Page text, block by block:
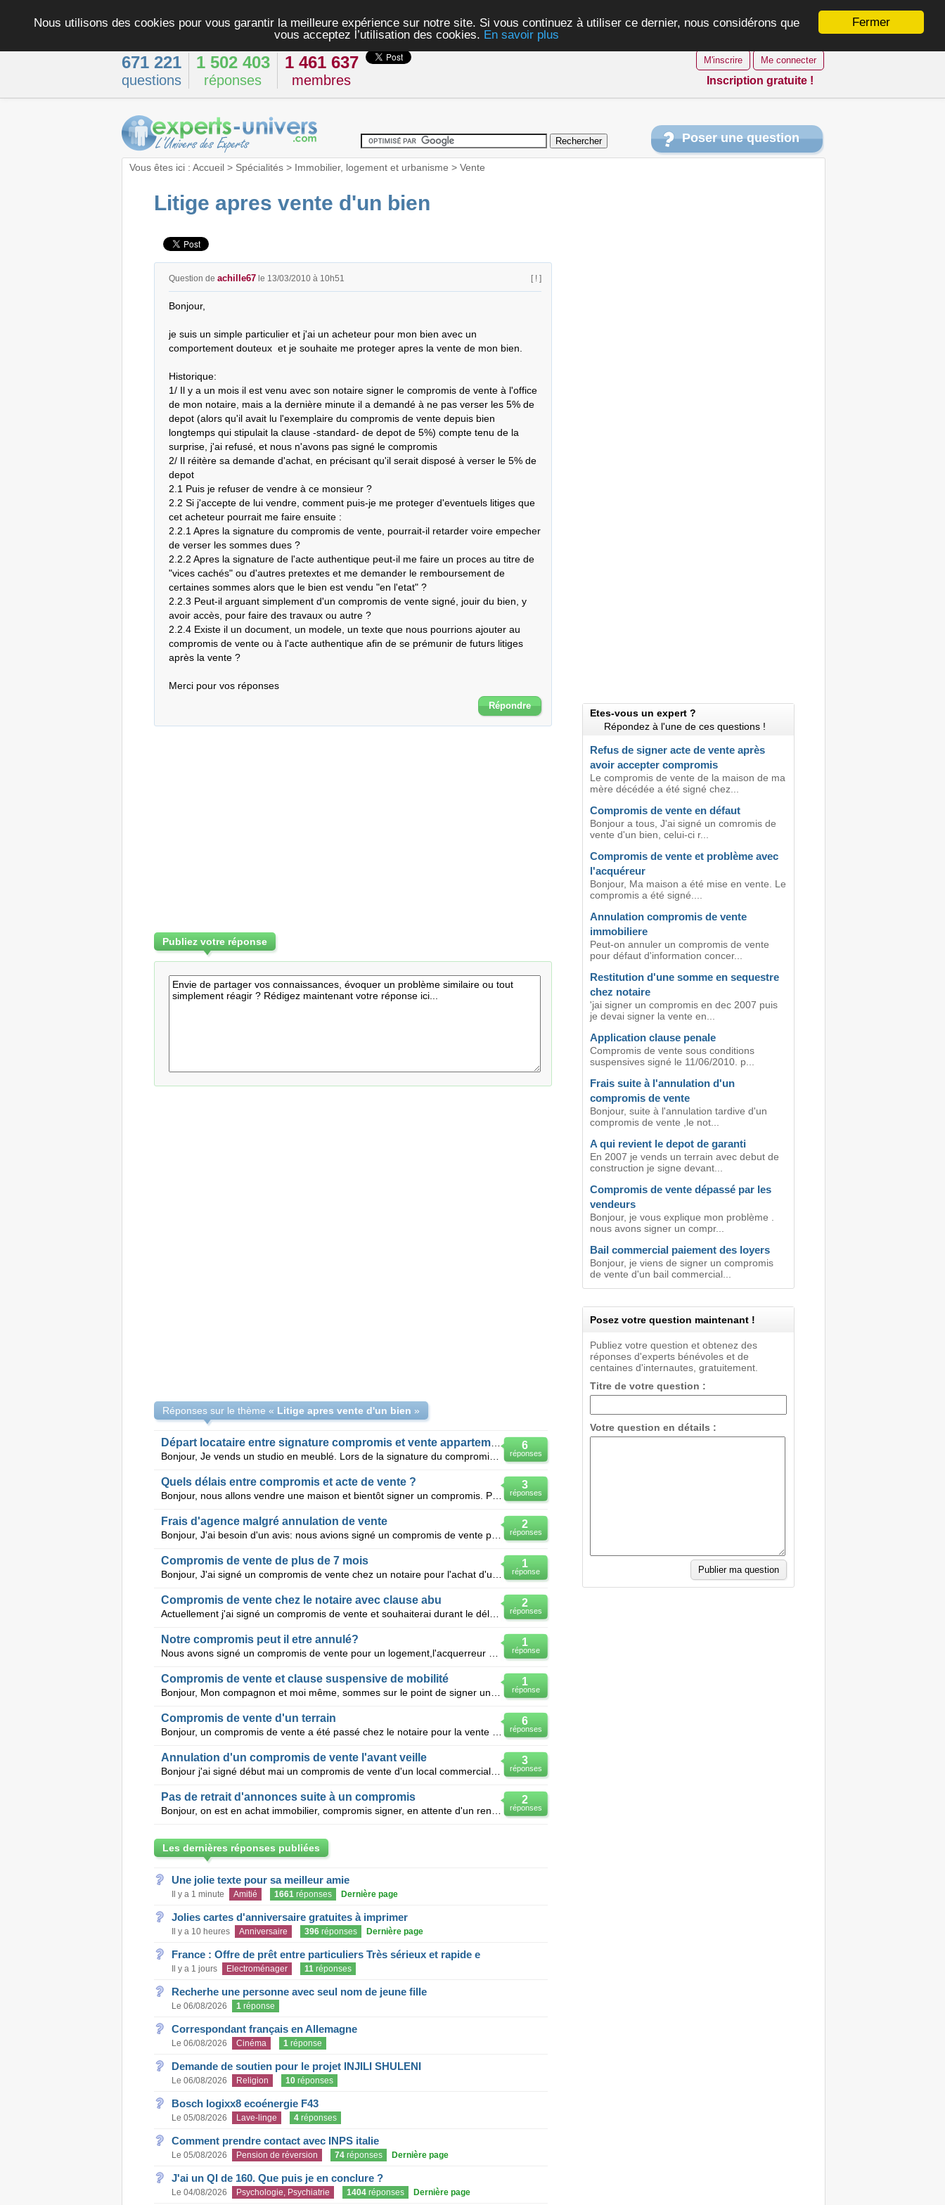
Fermer
Nous utilisons des cookies pour vous garantir la meilleure expérience sur notre site. Si vous continuez à utiliser ce dernier, nous considérons que
vous acceptez l’utilisation des cookies. En savoir plus
671 221
questions
1 502 403
réponses
1 461 637
membres
M'inscrire Me connecter
Inscription gratuite !
Poser une question
Vous êtes ici : Accueil> Spécialités> Immobilier, logement et urbanisme > Vente
Litige apres vente d'un bien
Question de achille67le 13/03/2010 à 10h51 [ ! ]
Bonjour,
je suis un simple particulier et j'ai un acheteur pour mon bien avec un
comportement douteux  et je souhaite me proteger apres la vente de mon bien.
Historique:
1/ Il y a un mois il est venu avec son notaire signer le compromis de vente à l'office
de mon notaire, mais a la dernière minute il a demandé à ne pas verser les 5% de
depot (alors qu'il avait lu l'exemplaire du compromis de vente depuis bien
longtemps qui stipulait la clause -standard- de depot de 5%) compte tenu de la
surprise, j'ai refusé, et nous n'avons pas signé le compromis
2/ Il réitère sa demande d'achat, en précisant qu'il serait disposé à verser le 5% de
depot
2.1 Puis je refuser de vendre à ce monsieur ?
2.2 Si j'accepte de lui vendre, comment puis-je me proteger d'eventuels litiges que
cet acheteur pourrait me faire ensuite :
2.2.1 Apres la signature du compromis de vente, pourrait-il retarder voire empecher
de verser les sommes dues ?
2.2.2 Apres la signature de l'acte authentique peut-il me faire un proces au titre de
"vices cachés" ou d'autres pretextes et me demander le remboursement de
certaines sommes alors que le bien est vendu "en l'etat" ?
2.2.3 Peut-il arguant simplement d'un compromis de vente signé, jouir du bien, y
avoir accès, pour faire des travaux ou autre ?
2.2.4 Existe il un document, un modele, un texte que nous pourrions ajouter au
compromis de vente ou à l'acte authentique afin de se prémunir de futurs litiges
après la vente ?
Merci pour vos réponses
Répondre
Publiez votre réponse
Réponses sur le thème « Litige apres vente d'un bien »
6
réponses
Départ locataire entre signature compromis et vente appartement
Bonjour, Je vends un studio en meublé. Lors de la signature du compromis de vente, ce studio était
3
réponses
Quels délais entre compromis et acte de vente ?
Bonjour, nous allons vendre une maison et bientôt signer un compromis. Pouvez-vous m'indiquer quel e
2
réponses
Frais d'agence malgré annulation de vente
Bonjour, J'ai besoin d'un avis: nous avions signé un compromis de vente pour une bien et un incen
1
réponse
Compromis de vente de plus de 7 mois
2
réponses
Compromis de vente chez le notaire avec clause abu
Actuellement j'ai signé un compromis de vente et souhaiterai durant le délai de 7 jours qui m'est
1
réponse
Notre compromis peut il etre annulé?
1
réponse
Compromis de vente et clause suspensive de mobilité
6
réponses
Compromis de vente d'un terrain
3
réponses
Annulation d'un compromis de vente l'avant veille
Bonjour j'ai signé début mai un compromis de vente d'un local commercial que j'avais, en face d'u
2
réponses
Pas de retrait d'annonces suite à un compromis
Les dernières réponses publiées
Une jolie texte pour sa meilleur amie
Il y a 1 minute Amitié 1661réponses Dernière page
Jolies cartes d'anniversaire gratuites à imprimer
Il y a 10 heures Anniversaire 396réponses Dernière page
France : Offre de prêt entre particuliers Très sérieux et rapide e
Il y a 1 jours Electroménager 11réponses
Recherhe une personne avec seul nom de jeune fille
Le 06/08/2026 1réponse
Correspondant français en Allemagne
Le 06/08/2026 Cinéma 1réponse
Demande de soutien pour le projet INJILI SHULENI
Le 06/08/2026 Religion 10réponses
Bosch logixx8 ecoénergie F43
Le 05/08/2026 Lave-linge 4réponses
Comment prendre contact avec INPS italie
Le 05/08/2026 Pension de réversion 74réponses Dernière page
J'ai un QI de 160. Que puis je en conclure ?
Le 04/08/2026 Psychologie, Psychiatrie 1404réponses Dernière page
Etes-vous un expert ?
Répondez à l'une de ces questions !
Refus de signer acte de vente après
avoir accepter compromis
Le compromis de vente de la maison de ma
mère décédée a été signé chez...
Compromis de vente en défaut
Bonjour a tous, J'ai signé un comromis de
vente d'un bien, celui-ci r...
Compromis de vente et problème avec
l'acquéreur
Bonjour, Ma maison a été mise en vente. Le
compromis a été signé....
Annulation compromis de vente
immobiliere
Peut-on annuler un compromis de vente
pour défaut d'information concer...
Restitution d'une somme en sequestre
chez notaire
'jai signer un compromis en dec 2007 puis
je devai signer la vente en...
Application clause penale
Compromis de vente sous conditions
suspensives signé le 11/06/2010. p...
Frais suite à l'annulation d'un
compromis de vente
Bonjour, suite à l'annulation tardive d'un
compromis de vente ,le not...
A qui revient le depot de garanti
En 2007 je vends un terrain avec debut de
construction je signe devant...
Compromis de vente dépassé par les
vendeurs
Bonjour, je vous explique mon problème .
nous avons signer un compr...
Bail commercial paiement des loyers
Bonjour, je viens de signer un compromis
de vente d'un bail commercial...
Posez votre question maintenant !
Publiez votre question et obtenez des
réponses d'experts bénévoles et de
centaines d'internautes, gratuitement.
Titre de votre question :
Votre question en détails :